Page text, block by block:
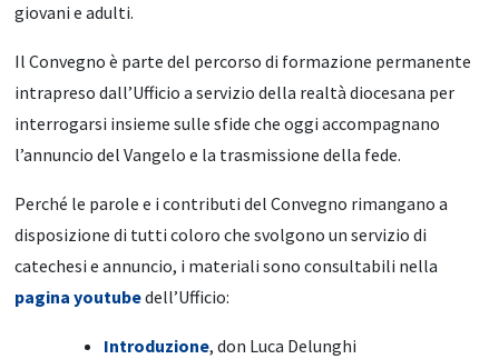
giovani e adulti.
Il Convegno è parte del percorso di formazione permanente
intrapreso dall’Ufficio a servizio della realtà diocesana per
interrogarsi insieme sulle sfide che oggi accompagnano
l’annuncio del Vangelo e la trasmissione della fede.
Perché le parole e i contributi del Convegno rimangano a
disposizione di tutti coloro che svolgono un servizio di
catechesi e annuncio, i materiali sono consultabili nella
pagina youtubedell’Ufficio:
Introduzione, don Luca Delunghi